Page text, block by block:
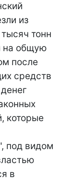
из
тонн
на общую
после
средств
которые
под видом
в